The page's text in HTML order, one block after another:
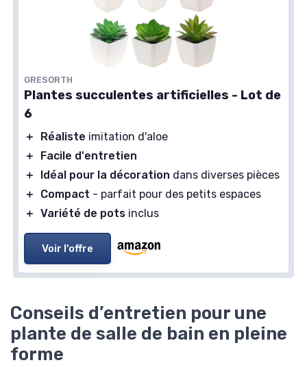
GRESORTH
Plantes succulentes artificielles - Lot de
6
＋ Réaliste imitation d'aloe
＋
Facile d'entretien
＋
Idéal pour la décoration dans diverses pièces
＋
Compact - parfait pour des petits espaces
＋ Variété de pots inclus
Voir l'offre
Conseils d’entretien pour une
plante de salle de bain en pleine
forme